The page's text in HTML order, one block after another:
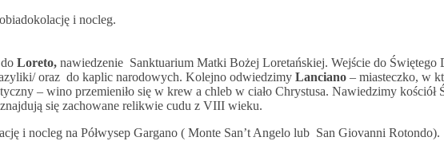
i nocleg.
Loreto, nawiedzenie Sanktuarium Matki Bożej Loretańskiej. Wejście do Świętego
oraz do kaplic narodowych. Kolejno odwiedzimy Lanciano – miasteczko, w
– wino przemieniło się w krew a chleb w ciało Chrystusa. Nawiedzimy kościół
się zachowane relikwie cudu z VIII wieku.
i nocleg na Półwysep Gargano ( Monte San’t Angelo lub San Giovanni Rotondo).